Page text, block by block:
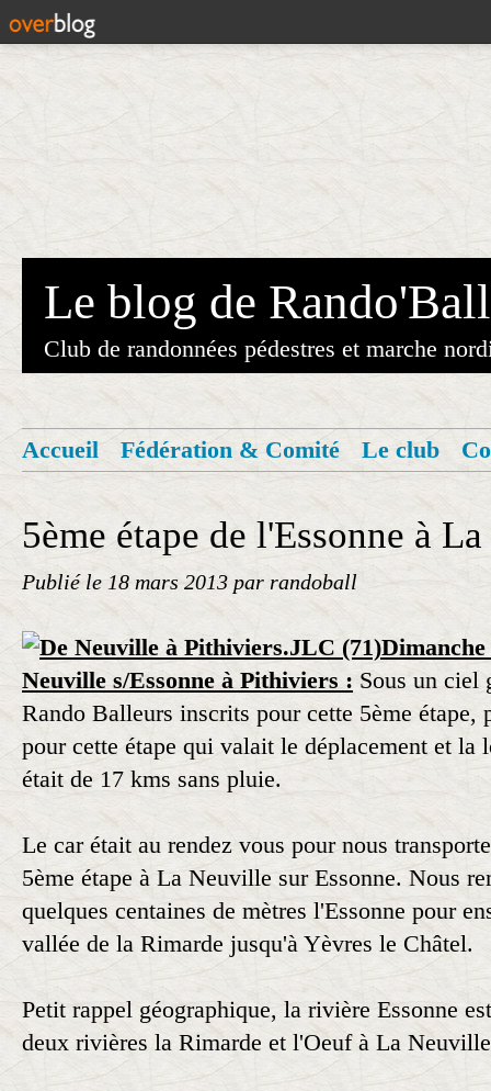
Le blog de Rando'Ball
Club de randonnées pédestres et marche
Accueil Fédération & Comité Le club
5ème étape de l'Essonne à
Publié le 18 mars 2013 par randoball
Neuville s/Essonne à Pithiviers : Sous un ciel
Rando Balleurs inscrits pour cette 5ème étape,
pour cette étape qui valait le déplacement et la
était de 17 kms sans pluie.
Le car était au rendez vous pour nous
5ème étape à La Neuville sur Essonne. Nous
quelques centaines de mètres l'Essonne pour
vallée de la Rimarde jusqu'à Yèvres le Châtel.
Petit rappel géographique, la rivière Essonne
deux rivières la Rimarde et l'Oeuf à La